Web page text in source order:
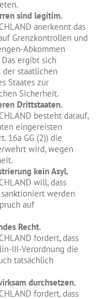
sind legitim.
anerkennt das
Grenzkontrollen und
Abkommen
ergibt sich
staatlichen
Staates zur
Sicherheit.
Drittstaaten.
besteht darauf,
eingereisten
16a GG (2)) die
wird, wegen
kein Asyl.
will, dass
werden
auf
Recht.
fordert, dass
III-Verordnung die
tatsächlich
durchsetzen.
fordert, dass